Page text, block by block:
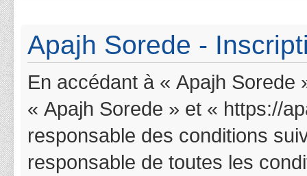
Apajh Sorede -
En accédant à « Apajh
« Apajh Sorede » et « https://
responsable des conditions
responsable de toutes les